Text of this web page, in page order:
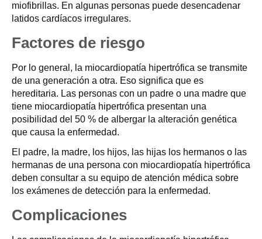
miofibrillas. En algunas personas puede desencadenar
latidos cardíacos irregulares.
Factores de riesgo
Por lo general, la miocardiopatía hipertrófica se transmite
de una generación a otra. Eso significa que es
hereditaria. Las personas con un padre o una madre que
tiene miocardiopatía hipertrófica presentan una
posibilidad del 50 % de albergar la alteración genética
que causa la enfermedad.
El padre, la madre, los hijos, las hijas los hermanos o las
hermanas de una persona con miocardiopatía hipertrófica
deben consultar a su equipo de atención médica sobre
los exámenes de detección para la enfermedad.
Complicaciones